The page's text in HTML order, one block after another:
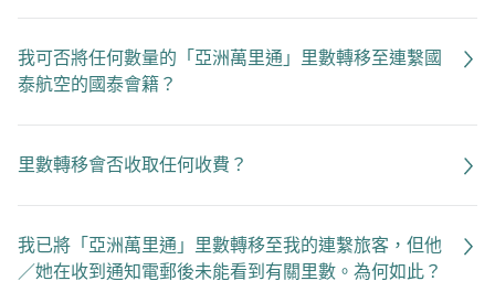
我可否將任何數量的「亞洲萬里通」里數轉移至連繫國
泰航空的國泰會籍？
里數轉移會否收取任何收費？
我已將「亞洲萬里通」里數轉移至我的連繫旅客，但他
／她在收到通知電郵後未能看到有關里數。為何如此？